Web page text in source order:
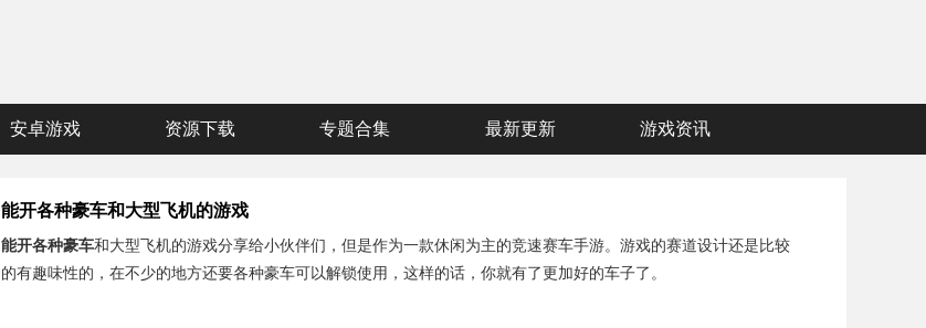
安卓游戏 资源下载 专题合集 最新更新 游戏资讯
能开各种豪车和大型飞机的游戏
能开各种豪车和大型飞机的游戏分享给小伙伴们，但是作为一款休闲为主的竞速赛车手游。游戏的赛道设计还是比较
的有趣味性的，在不少的地方还要各种豪车可以解锁使用，这样的话，你就有了更加好的车子了。